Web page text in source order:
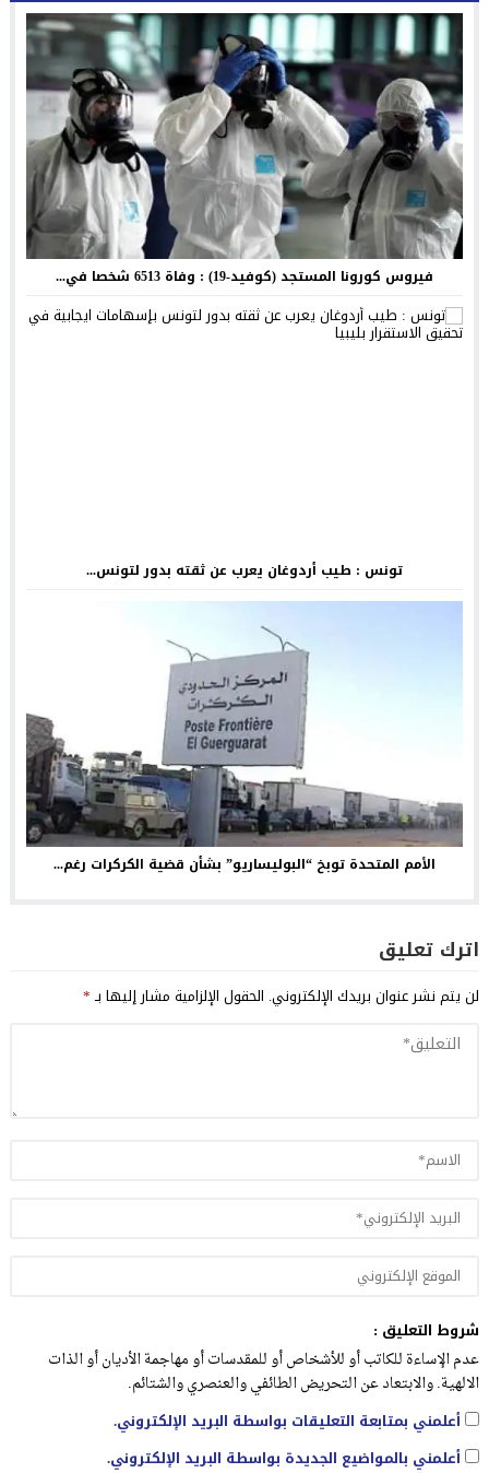
فيروس كورونا المستجد (كوفيد-19) : وفاة 6513 شخصا في...
تونس : طيب أردوغان يعرب عن ثقته بدور لتونس...
الأمم المتحدة توبخ “البوليساريو” بشأن قضية الكركرات رغم...
اترك تعليق
لن يتم نشر عنوان بريدك الإلكتروني. الحقول الإلزامية مشار إليها بـ*
شروط التعليق :
عدم الإساءة للكاتب أو للأشخاص أو للمقدسات أو مهاجمة الأديان أو الذات
الالهية. والابتعاد عن التحريض الطائفي والعنصري والشتائم.
أعلمني بمتابعة التعليقات بواسطة البريد الإلكتروني.
أعلمني بالمواضيع الجديدة بواسطة البريد الإلكتروني.